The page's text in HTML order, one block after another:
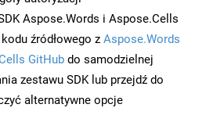
Aspose.Words i Aspose.Cells
źródłowego z Aspose.Words
GitHub do samodzielnej
zestawu SDK lub przejdź do
alternatywne opcje